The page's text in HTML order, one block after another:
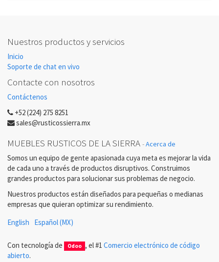
Nuestros productos y servicios
Inicio
Soporte de chat en vivo
Contacte con nosotros
Contáctenos
+52 (224) 275 8251
sales@rusticossierra.mx
MUEBLES RUSTICOS DE LA SIERRA -Acerca de
Somos un equipo de gente apasionada cuya meta es mejorar la vida
de cada uno a través de productos disruptivos. Construimos
grandes productos para solucionar sus problemas de negocio.
Nuestros productos están diseñados para pequeñas o medianas
empresas que quieran optimizar su rendimiento.
English
Español (MX)
Con tecnología de Odoo , el #1 Comercio electrónico de código
abierto.